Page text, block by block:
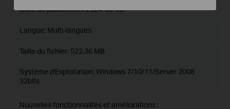
Date de publication:2024-08-08
Langue: Multi-langues
Taille du fichier: 522.36 MB
Système d'Exploitation: Windows 7/10/11/Server 2008
32bits
Nouvelles fonctionnalités et améliorations :